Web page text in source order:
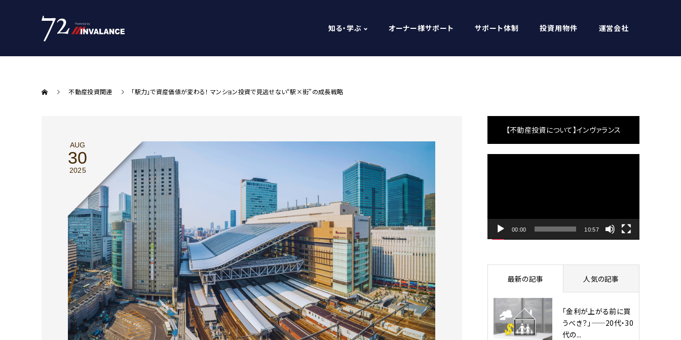
知る・学ぶ オーナー様サポート サポート体制 投資用物件 運営会社
不動産投資関連 ｢駅力｣で資産価値が変わる！ マンション投資で見逃せない“駅×街”の成長戦略
AUG
30
2025
【不動産投資について】インヴァランス
ー
00:00 10:57
最新の記事 人気の記事
「金利が上がる前に買
うべき？」——20代・30
代の...